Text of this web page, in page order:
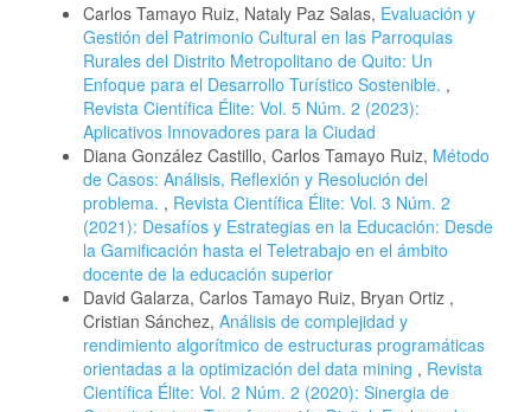
Carlos Tamayo Ruiz, Nataly Paz Salas, Evaluación y
Gestión del Patrimonio Cultural en las Parroquias
Rurales del Distrito Metropolitano de Quito: Un
Enfoque para el Desarrollo Turístico Sostenible. ,
Revista Científica Élite: Vol. 5 Núm. 2 (2023):
Aplicativos Innovadores para la Ciudad
Diana González Castillo, Carlos Tamayo Ruiz, Método
de Casos: Análisis, Reflexión y Resolución del
problema. , Revista Científica Élite: Vol. 3 Núm. 2
(2021): Desafíos y Estrategias en la Educación: Desde
la Gamificación hasta el Teletrabajo en el ámbito
docente de la educación superior
David Galarza, Carlos Tamayo Ruiz, Bryan Ortiz ,
Cristian Sánchez, Análisis de complejidad y
rendimiento algorítmico de estructuras programáticas
orientadas a la optimización del data mining , Revista
Científica Élite: Vol. 2 Núm. 2 (2020): Sinergia de